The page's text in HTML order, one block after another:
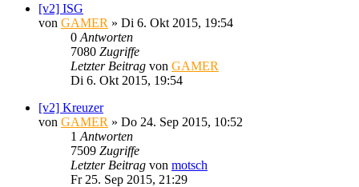
[v2] ISG
von GAMER » Di 6. Okt 2015, 19:54
0 Antworten
7080 Zugriffe
Letzter Beitrag von GAMER
Di 6. Okt 2015, 19:54
[v2] Kreuzer
von GAMER » Do 24. Sep 2015, 10:52
1 Antworten
7509 Zugriffe
Letzter Beitrag von motsch
Fr 25. Sep 2015, 21:29